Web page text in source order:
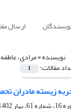
ارسال
نویسنده =مرادی، عاطفه
مقالات: 1
زیسته مادران
بهار 1402، صفحه